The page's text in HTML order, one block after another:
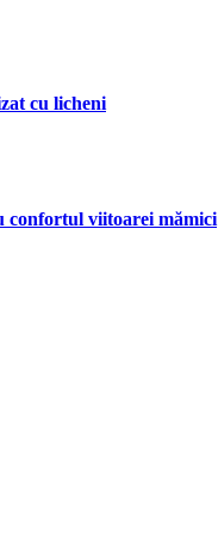
cu licheni
confortul viitoarei mămici